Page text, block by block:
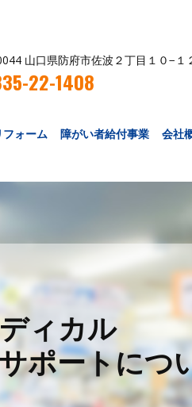
山口県防府市佐波２丁目１０−１
22-1408
フォーム 障がい者給付事業 会社
ィカル
ポートにつ